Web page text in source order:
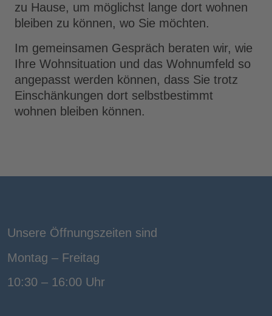
zu Hause, um möglichst lange dort wohnen
bleiben zu können, wo Sie möchten.
Im gemeinsamen Gespräch beraten wir, wie
Ihre Wohnsituation und das Wohnumfeld so
angepasst werden können, dass Sie trotz
Einschänkungen dort selbstbestimmt
wohnen bleiben können.
Unsere Öffnungszeiten sind
Montag – Freitag
10:30 – 16:00 Uhr